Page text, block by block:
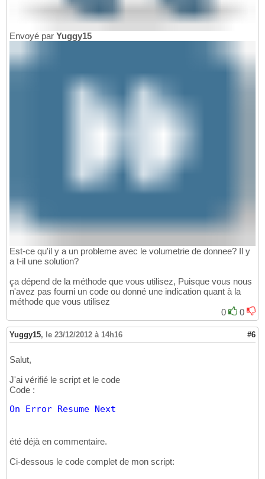
Envoyé par Yuggy15
Est-ce qu'il y a un probleme avec le volumetrie de donnee? Il y
a t-il une solution?
ça dépend de la méthode que vous utilisez, Puisque vous nous
n'avez pas fourni un code ou donné une indication quant à la
méthode que vous utilisez
0
0
Yuggy15, le 23/12/2012 à 14h16 #6
Salut,
J'ai vérifié le script et le code
Code :
On Error Resume Next
été déjà en commentaire.
Ci-dessous le code complet de mon script: